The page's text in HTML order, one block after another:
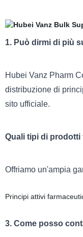
1. Può dirmi di più
Hubei Vanz Pharm
distribuzione di
sito ufficiale.
Quali tipi di prodotti
Offriamo un'ampia
Principi attivi
3. Come posso